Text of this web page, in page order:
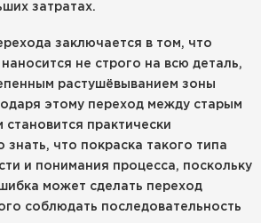
затратах.
заключается в том, что
не строго на всю деталь,
растушёвыванием зоны
этому переход между старым
практически
что покраска такого типа
и понимания процесса, поскольку
может сделать переход
соблюдать последовательность